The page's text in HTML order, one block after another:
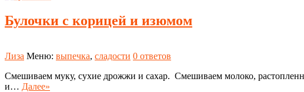
Булочки с корицей и изюмом
Лиза Меню: выпечка, сладости 0 ответов
Смешиваем муку, сухие дрожжи и сахар. Смешиваем молоко,
и… Далее»